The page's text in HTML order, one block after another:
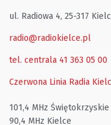
ul. Radiowa 4, 25-317
radio@radiokielce.pl
tel. centrala 41 363 05 00
Czerwona Linia Radia
101,4 MHz Świętokrzyskie
90,4 MHz Kielce